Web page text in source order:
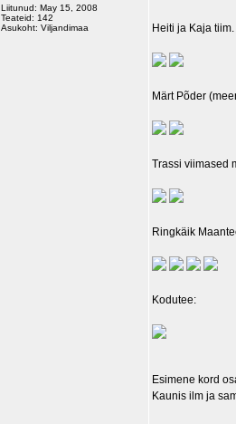
Liitunud: May 15, 2008
Teateid: 142
Asukoht: Viljandimaa
Heiti ja Kaja
Märt Põder
Trassi viimased
Ringkäik
Kodutee:
Esimene kord
Kaunis ilm ja